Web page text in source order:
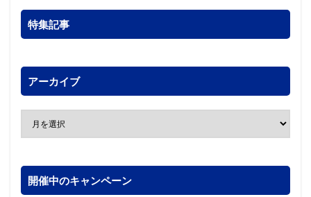
特集記事
アーカイブ
開催中のキャンペーン